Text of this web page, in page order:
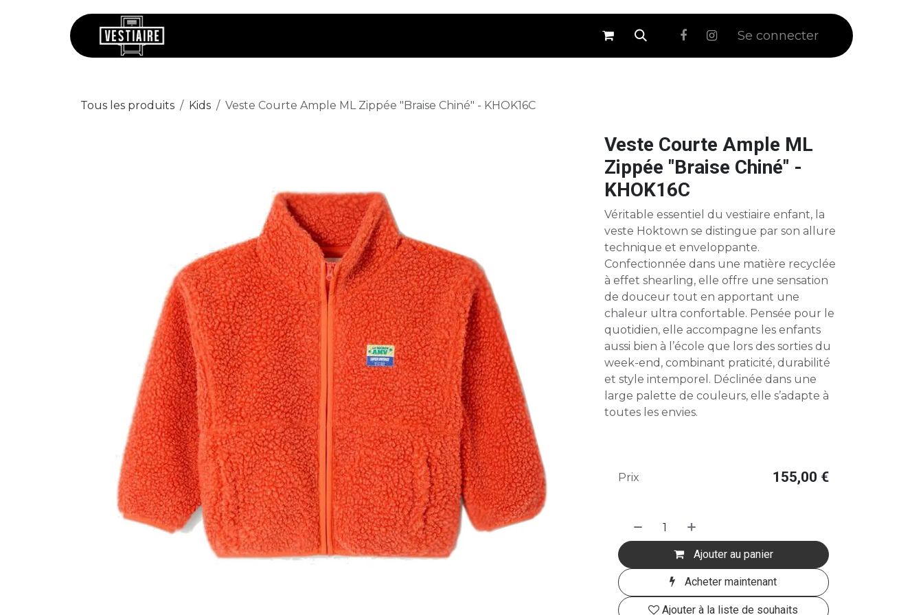
⚪ Soldes Se connecter
Tous les produits Kids Veste Courte Ample ML Zippée "Braise Chiné" - KHOK16C
Veste Courte Ample ML
Zippée "Braise Chiné" -
KHOK16C
Véritable essentiel du vestiaire enfant, la
veste Hoktown se distingue par son allure
technique et enveloppante.
Confectionnée dans une matière recyclée
à effet shearling, elle offre une sensation
de douceur tout en apportant une
chaleur ultra confortable. Pensée pour le
quotidien, elle accompagne les enfants
aussi bien à l’école que lors des sorties du
week-end, combinant praticité, durabilité
et style intemporel. Déclinée dans une
large palette de couleurs, elle s’adapte à
toutes les envies.
Ajouter au panier
Acheter maintenant
Ajouter à la liste de souhaits
Prix 155,00 €